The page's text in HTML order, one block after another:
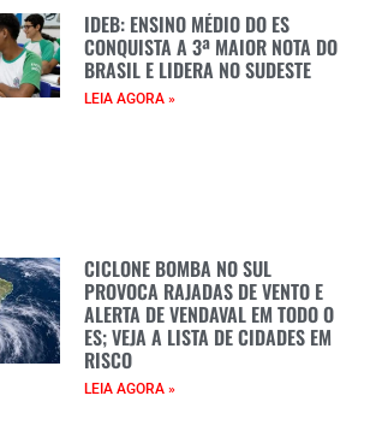
IDEB: ENSINO MÉDIO DO ES
CONQUISTA A 3ª MAIOR NOTA DO
BRASIL E LIDERA NO SUDESTE
LEIA AGORA »
CICLONE BOMBA NO SUL
PROVOCA RAJADAS DE VENTO E
ALERTA DE VENDAVAL EM TODO O
ES; VEJA A LISTA DE CIDADES EM
RISCO
LEIA AGORA »